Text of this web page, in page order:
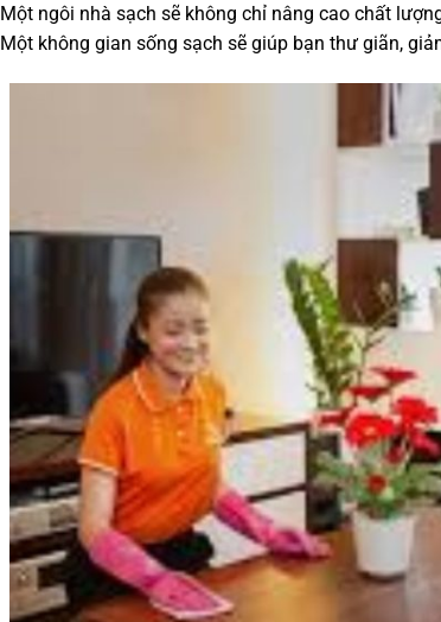
Một ngôi nhà sạch sẽ không chỉ nâng cao chất
Một không gian sống sạch sẽ giúp bạn thư giãn,